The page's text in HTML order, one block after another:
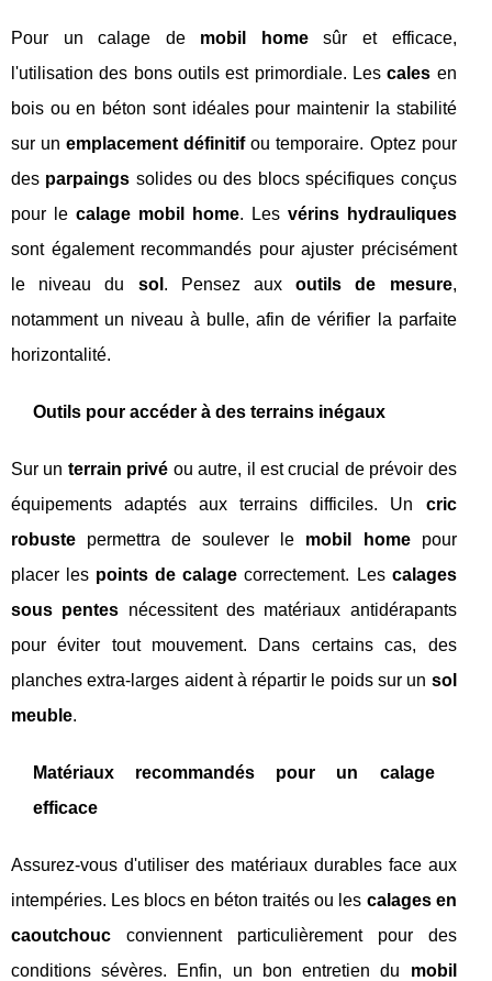
Pour un calage de mobil homesûr et efficace,
l'utilisation des bons outils est primordiale. Lescales en
bois ou en béton sont idéales pour maintenir la stabilité
sur unemplacement définitifou temporaire. Optez pour
des parpaings solides ou des blocs spécifiques conçus
pour le calage mobil home. Les vérins hydrauliques
sont également recommandés pour ajuster précisément
le niveau du sol . Pensez auxoutils de mesure,
notamment un niveau à bulle, afin de vérifier la parfaite
horizontalité.
Outils pour accéder à des terrains inégaux
Sur un terrain privé ou autre, il est crucial de prévoir des
équipements adaptés aux terrains difficiles. Un cric
robuste permettra de soulever le mobil homepour
placer les points de calage correctement. Les calages
sous pentes nécessitent des matériaux antidérapants
pour éviter tout mouvement. Dans certains cas, des
planches extra-larges aident à répartir le poids sur un sol
meuble.
Matériaux recommandés pour un calage
efficace
Assurez-vous d'utiliser des matériaux durables face aux
intempéries. Les blocs en béton traités ou les calages en
caoutchouc conviennent particulièrement pour des
conditions sévères. Enfin, un bon entretien du mobil